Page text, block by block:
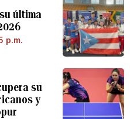
última
p.m.
su
y